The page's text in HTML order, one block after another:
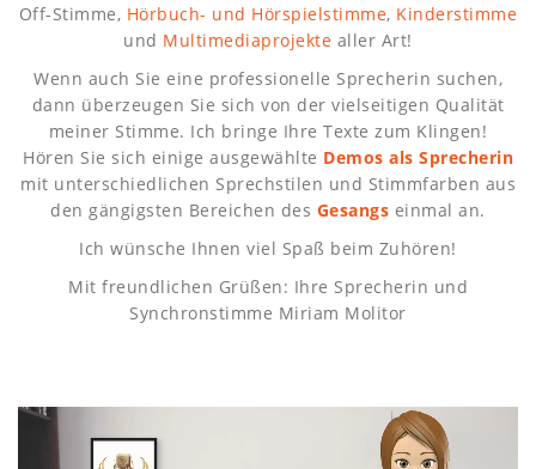
Off-Stimme, Hörbuch- und Hörspielstimme, Kinderstimme
und Multimediaprojekte aller Art!
Wenn auch Sie eine professionelle Sprecherin suchen,
dann überzeugen Sie sich von der vielseitigen Qualität
meiner Stimme. Ich bringe Ihre Texte zum Klingen!
Hören Sie sich einige ausgewählte Demos als Sprecherin
mit unterschiedlichen Sprechstilen und Stimmfarben aus
den gängigsten Bereichen des Gesangs einmal an.
Ich wünsche Ihnen viel Spaß beim Zuhören!
Mit freundlichen Grüßen: Ihre Sprecherin und
Synchronstimme Miriam Molitor
Video-